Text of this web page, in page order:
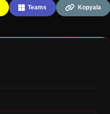
Teams Kopyala